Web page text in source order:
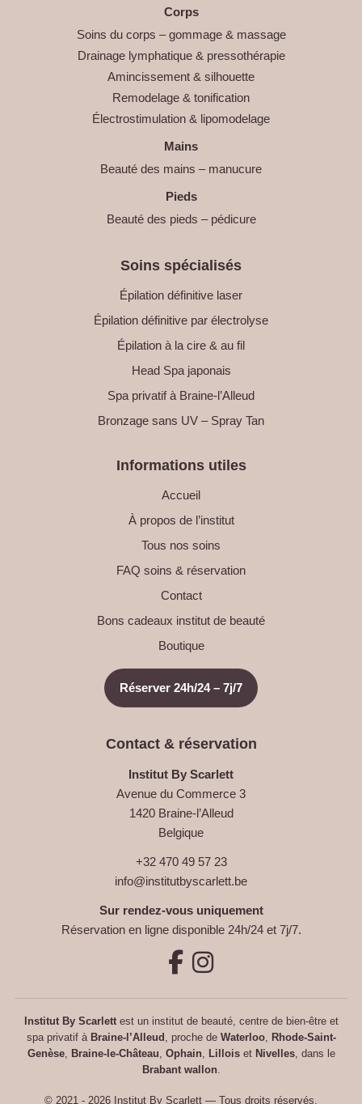
Corps
Soins du corps – gommage & massage
Drainage lymphatique & pressothérapie
Amincissement & silhouette
Remodelage & tonification
Électrostimulation & lipomodelage
Mains
Beauté des mains – manucure
Pieds
Beauté des pieds – pédicure
Soins spécialisés
Épilation définitive laser
Épilation définitive par électrolyse
Épilation à la cire & au fil
Head Spa japonais
Spa privatif à Braine-l’Alleud
Bronzage sans UV – Spray Tan
Informations utiles
Accueil
À propos de l’institut
Tous nos soins
FAQ soins & réservation
Contact
Bons cadeaux institut de beauté
Boutique
Réserver 24h/24 – 7j/7
Contact & réservation
Institut By Scarlett
Avenue du Commerce 3
1420 Braine-l’Alleud
Belgique
+32 470 49 57 23
info@institutbyscarlett.be
Sur rendez-vous uniquement
Réservation en ligne disponible 24h/24 et 7j/7.
Institut By Scarlettest un institut de beauté, centre de bien-être et
spa privatif à Braine-l’Alleud , proche de Waterloo, Rhode-Saint-
Genèse, Braine-le-Château, Ophain, Lilloiset Nivelles, dans le
Brabant wallon.
© 2021 - 2026 Institut By Scarlett — Tous droits réservés.